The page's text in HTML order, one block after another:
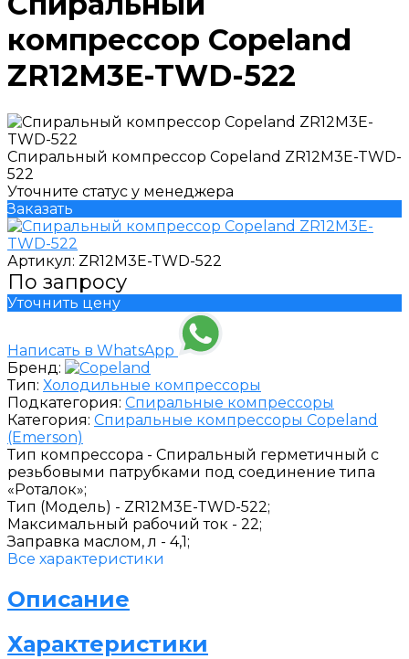
компрессор Copeland
ZR12M3E-TWD-522
Спиральный компрессор Copeland ZR12M3E-TWD-
522
Уточните статус у менеджера
Заказать
Артикул: ZR12M3E-TWD-522
По запросу
Уточнить цену
Написать в WhatsApp
Бренд:
Тип: Холодильные компрессоры
Подкатегория: Спиральные компрессоры
Категория: Спиральные компрессоры Copeland
(Emerson)
Тип компрессора - Спиральный герметичный с
резьбовыми патрубками под соединение типа
«Роталок»;
Тип (Модель) - ZR12M3E-TWD-522;
Максимальный рабочий ток - 22;
Заправка маслом, л - 4,1;
Все характеристики
Описание
Характеристики